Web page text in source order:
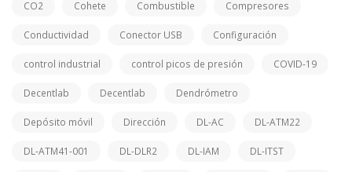
CO2 Cohete Combustible Compresores
Conductividad Conector USB Configuración
control industrial control picos de presión COVID-19
Decentlab Decentlab Dendrómetro
Depósito móvil Dirección DL-AC DL-ATM22
DL-ATM41-001 DL-DLR2 DL-IAM DL-ITST